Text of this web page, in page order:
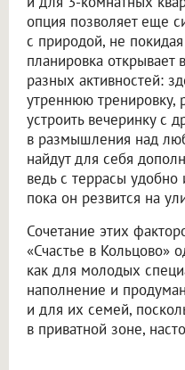
опция позволяет еще
с природой, не
планировка
разных активностей:
утреннюю тренировку,
устроить вечеринку с
в размышления над
найдут для себя
ведь с террасы
пока он резвится на
Сочетание этих
«Счастье в Кольцово»
как для молодых
наполнение и
и для их семей,
в приватной зоне,